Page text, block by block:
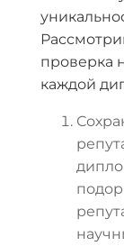
проверка
каждой